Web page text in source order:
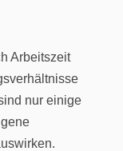
Arbeitszeit
nur einige